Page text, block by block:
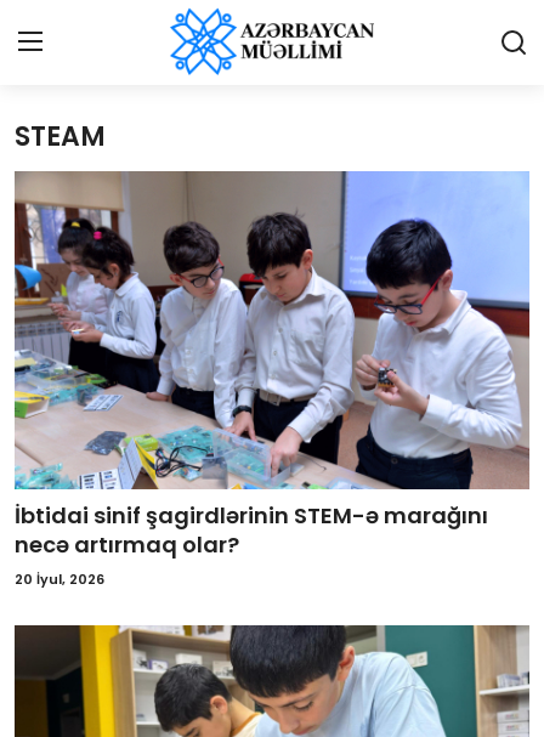
Giriş
Əlaqə
Haqqımızda
Reklam və elan
Biz kimik?
Bütün xəbərlər
Gündəlik
Müsahibə
STEAM
İbtidai sinif şagirdlərinin STEM-ə marağını
necə artırmaq olar?
20 İyul, 2026